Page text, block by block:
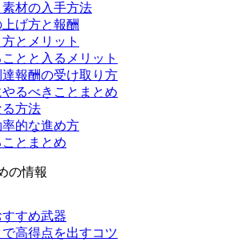
材の入手方法
げ方と報酬
とメリット
とと入るメリット
報酬の受け取り方
るべきことまとめ
方法
的な進め方
とまとめ
の情報
すめ武器
高得点を出すコツ